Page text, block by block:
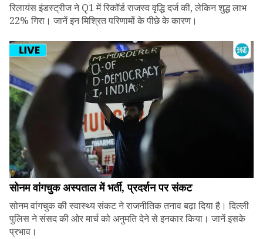
रिलायंस इंडस्ट्रीज ने Q1 में रिकॉर्ड राजस्व वृद्धि दर्ज की, लेकिन शुद्ध लाभ
22% गिरा। जानें इन मिश्रित परिणामों के पीछे के कारण।
सोनम वांगचुक अस्पताल में भर्ती, प्रदर्शन पर संकट
सोनम वांगचुक की स्वास्थ्य संकट ने राजनीतिक तनाव बढ़ा दिया है। दिल्ली
पुलिस ने संसद की ओर मार्च को अनुमति देने से इनकार किया। जानें इसके
प्रभाव।